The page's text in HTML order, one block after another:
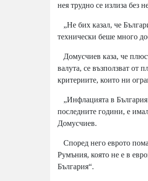
нея трудно се излиза без
„Не бих казал, че
технически беше много
Домусчиев каза, че
валута, се възползват от
критериите, които ни
„Инфлацията в България
последните години, е
Домусчиев.
Според него еврото
Румъния, която не е в
България“.